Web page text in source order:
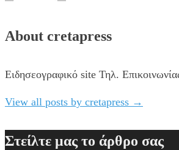
About cretapress
Ειδησεογραφικό site Τηλ.
View all posts by cretapress →
Στείλτε μας το άρθρο σας